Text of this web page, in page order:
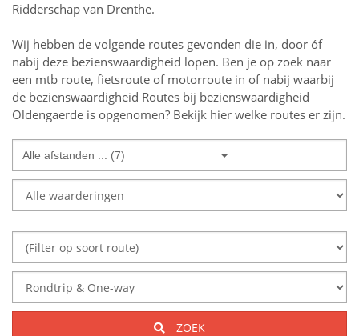
Ridderschap van Drenthe.
Wij hebben de volgende routes gevonden die in, door óf
nabij deze bezienswaardigheid lopen. Ben je op zoek naar
een mtb route, fietsroute of motorroute in of nabij waarbij
de bezienswaardigheid Routes bij bezienswaardigheid
Oldengaerde is opgenomen? Bekijk hier welke routes er zijn.
Alle afstanden ... (7)
ZOEK